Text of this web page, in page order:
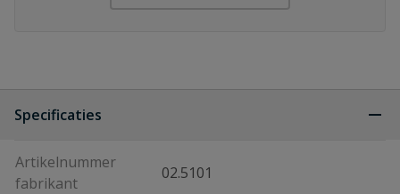
Specificaties
Artikelnummer
fabrikant
02.5101